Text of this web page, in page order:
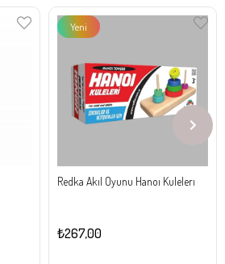
Redka Akıl Oyunu Hanoı Kulelerı
₺267,00
Yeni